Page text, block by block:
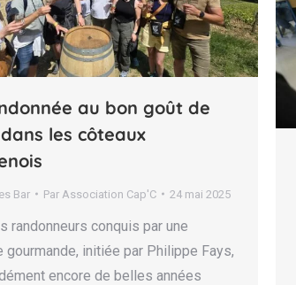
au bon goût de
les côteaux
Bar Par Association Cap'C 24 mai 2025
randonneurs conquis par une
gourmande, initiée par Philippe Fays,
encore de belles années